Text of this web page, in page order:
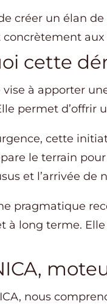
créer un élan
cette
à apporter
permet d’offrir
cette
le terrain
et l’arrivée de
pragmatique
à long terme.
nous